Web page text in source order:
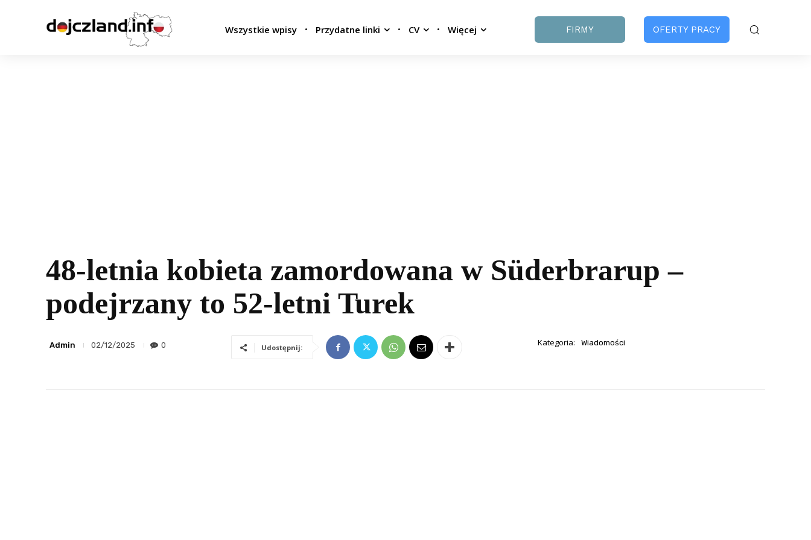
Wszystkie wpisy Przydatne linki CV Więcej FIRMY OFERTY PRACY
48-letnia kobieta zamordowana w Süderbrarup –
podejrzany to 52-letni Turek
Admin 02/12/2025 0 Udostępnij:
Kategoria: Wiadomości